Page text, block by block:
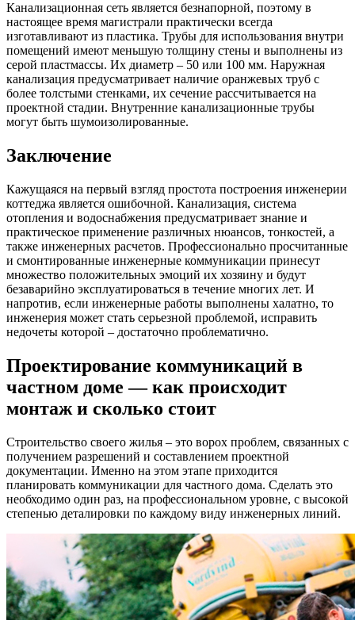
Канализационная сеть является безнапорной, поэтому в
настоящее время магистрали практически всегда
изготавливают из пластика. Трубы для использования внутри
помещений имеют меньшую толщину стены и выполнены из
серой пластмассы. Их диаметр – 50 или 100 мм. Наружная
канализация предусматривает наличие оранжевых труб с
более толстыми стенками, их сечение рассчитывается на
проектной стадии. Внутренние канализационные трубы
могут быть шумоизолированные.
Заключение
Кажущаяся на первый взгляд простота построения инженерии
коттеджа является ошибочной. Канализация, система
отопления и водоснабжения предусматривает знание и
практическое применение различных нюансов, тонкостей, а
также инженерных расчетов. Профессионально просчитанные
и смонтированные инженерные коммуникации принесут
множество положительных эмоций их хозяину и будут
безаварийно эксплуатироваться в течение многих лет. И
напротив, если инженерные работы выполнены халатно, то
инженерия может стать серьезной проблемой, исправить
недочеты которой – достаточно проблематично.
Проектирование коммуникаций в
частном доме — как происходит
монтаж и сколько стоит
Строительство своего жилья – это ворох проблем, связанных с
получением разрешений и составлением проектной
документации. Именно на этом этапе приходится
планировать коммуникации для частного дома. Сделать это
необходимо один раз, на профессиональном уровне, с высокой
степенью деталировки по каждому виду инженерных линий.